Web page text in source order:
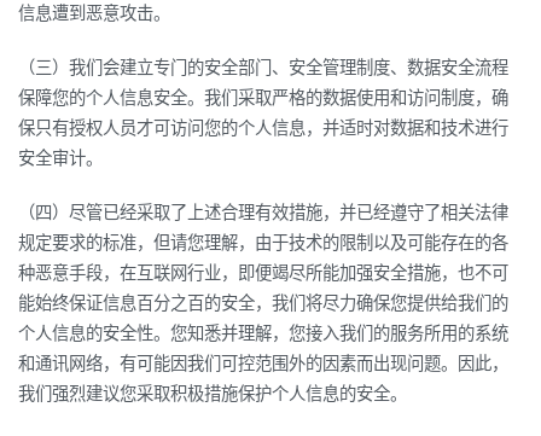
信息遭到恶意攻击。
（三）我们会建立专门的安全部门、安全管理制度、数据安全流程
保障您的个人信息安全。我们采取严格的数据使用和访问制度，确
保只有授权人员才可访问您的个人信息，并适时对数据和技术进行
安全审计。
（四）尽管已经采取了上述合理有效措施，并已经遵守了相关法律
规定要求的标准，但请您理解，由于技术的限制以及可能存在的各
种恶意手段，在互联网行业，即便竭尽所能加强安全措施，也不可
能始终保证信息百分之百的安全，我们将尽力确保您提供给我们的
个人信息的安全性。您知悉并理解，您接入我们的服务所用的系统
和通讯网络，有可能因我们可控范围外的因素而出现问题。因此，
我们强烈建议您采取积极措施保护个人信息的安全。